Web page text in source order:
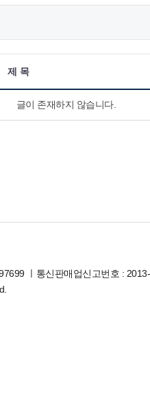
제 목
글이 존재하지 않습니다.
ㅣ통신판매업신고번호 :